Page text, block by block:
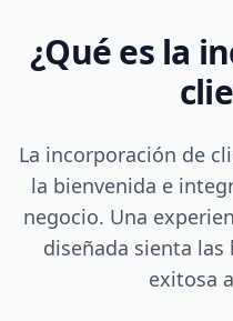
¿Qué es la
La incorporación de
la bienvenida e
negocio. Una
diseñada sienta las
exitosa